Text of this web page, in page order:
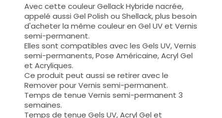
Avec cette couleur Gellack Hybride nacrée,
appelé aussi Gel Polish ou Shellack, plus besoin
d'acheter la même couleur en Gel UV et Vernis
semi-permanent.
Elles sont compatibles avec les Gels UV, Vernis
semi-permanents, Pose Américaine, Acryl Gel
et Acryliques.
Ce produit peut aussi se retirer avec le
Remover pour Vernis semi-permanent.
Temps de tenue Vernis semi-permanent 3
semaines.
Temps de tenue Gels UV, Acryl Gel et